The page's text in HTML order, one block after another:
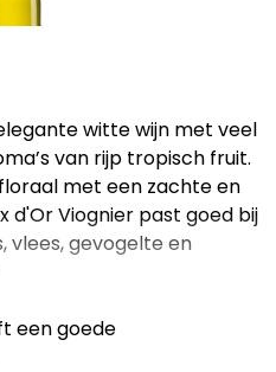
witte wijn met veel
van rijp tropisch fruit.
met een zachte en
d'Or Viognier past goed bij
vlees, gevogelte en
een goede